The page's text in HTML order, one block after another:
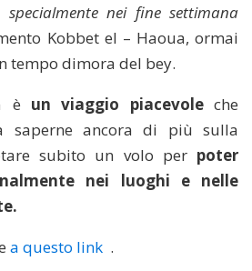
nei fine settimana
Kobbet el – Haoua, ormai
tempo dimora del bey.
è un viaggio piacevoleche
saperne ancora di più sulla
subito un volo per poter
nei luoghi e nelle
a questo link .